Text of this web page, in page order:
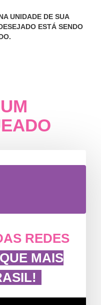
UNIDADE DE SUA
ESTÁ SENDO
REDES
MAIS